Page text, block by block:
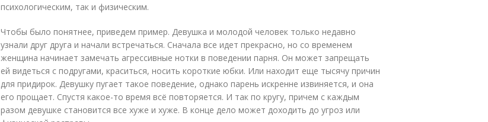
психологическим, так и физическим.
Чтобы было понятнее, приведем пример. Девушка и молодой человек только недавно
узнали друг друга и начали встречаться. Сначала все идет прекрасно, но со временем
женщина начинает замечать агрессивные нотки в поведении парня. Он может запрещать
ей видеться с подругами, краситься, носить короткие юбки. Или находит еще тысячу причин
для придирок. Девушку пугает такое поведение, однако парень искренне извиняется, и она
его прощает. Спустя какое-то время всё повторяется. И так по кругу, причем с каждым
разом девушке становится все хуже и хуже. В конце дело может доходить до угроз или